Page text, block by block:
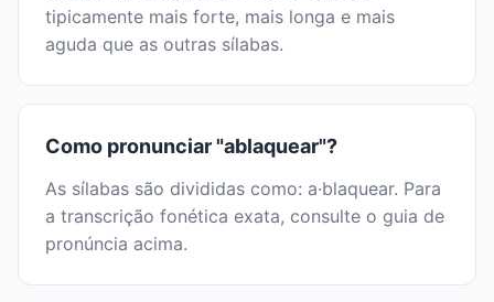
tipicamente mais forte, mais longa e mais
aguda que as outras sílabas.
Como pronunciar "ablaquear"?
As sílabas são divididas como: a·blaquear. Para
a transcrição fonética exata, consulte o guia de
pronúncia acima.